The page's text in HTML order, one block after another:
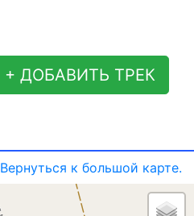
+ ДОБАВИТЬ ТРЕК
Вернуться к большой карте.